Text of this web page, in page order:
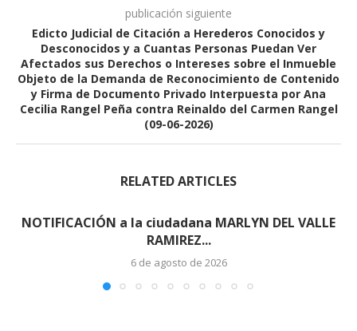
publicación siguiente
Edicto Judicial de Citación a Herederos Conocidos y
Desconocidos y a Cuantas Personas Puedan Ver
Afectados sus Derechos o Intereses sobre el Inmueble
Objeto de la Demanda de Reconocimiento de Contenido
y Firma de Documento Privado Interpuesta por Ana
Cecilia Rangel Peña contra Reinaldo del Carmen Rangel
(09-06-2026)
RELATED ARTICLES
NOTIFICACIÓN a la ciudadana MARLYN DEL VALLE
RAMIREZ...
6 de agosto de 2026